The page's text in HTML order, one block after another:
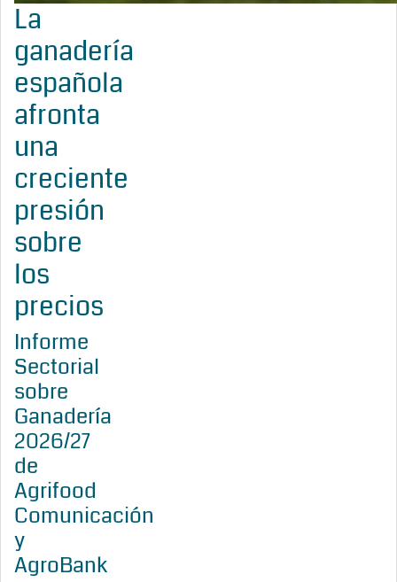
La
ganadería
española
afronta
una
creciente
presión
sobre
los
precios
Informe
Sectorial
sobre
Ganadería
2026/27
de
Agrifood
Comunicación
y
AgroBank